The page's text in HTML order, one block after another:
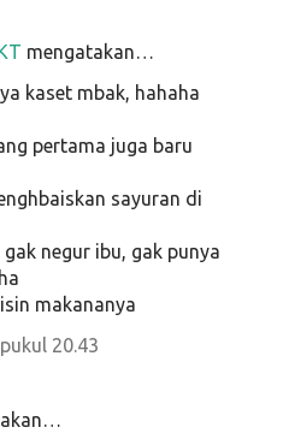
mengatakan…
kaset mbak, hahaha
pertama juga baru
sayuran di
negur ibu, gak punya
makananya
20.43